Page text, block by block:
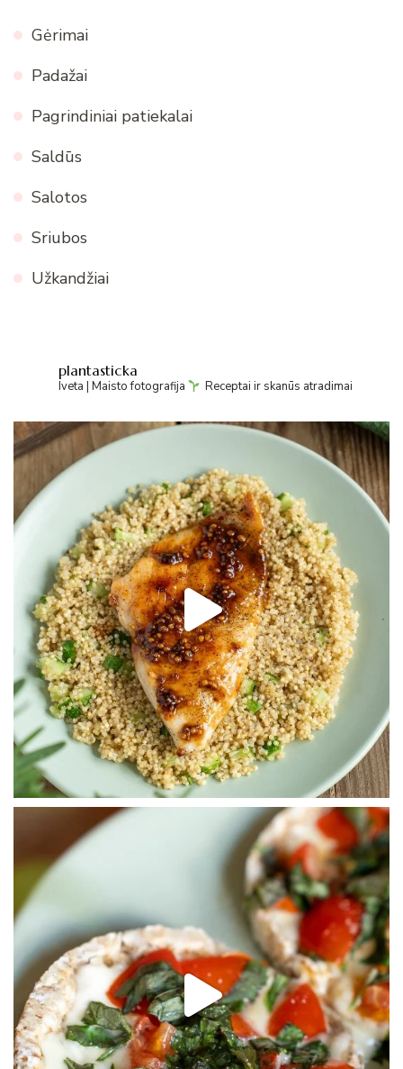
Gėrimai
Padažai
Pagrindiniai patiekalai
Saldūs
Salotos
Sriubos
Užkandžiai
plantasticka
Iveta | Maisto fotografija Receptai ir skanūs atradimai